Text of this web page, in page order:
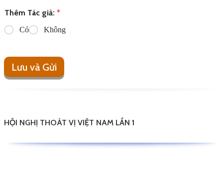
Thêm Tác giả: *
Có Không
Lưu và Gửi
HỘI NGHỊ THOÁT VỊ VIỆT NAM LẦN 1